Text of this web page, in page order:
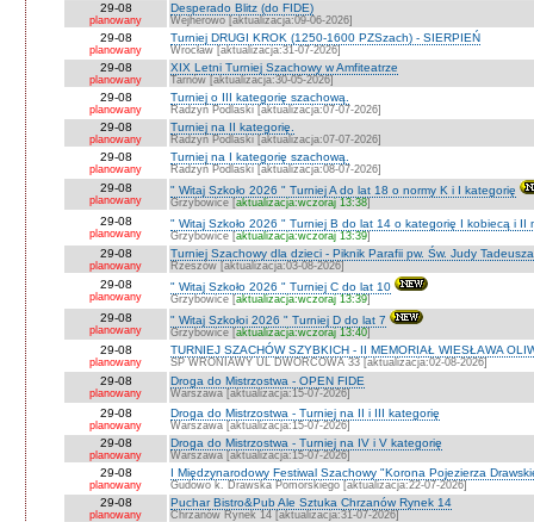
29-08
planowany
Desperado Blitz (do FIDE)
Wejherowo [aktualizacja:09-06-2026]
29-08
planowany
Turniej DRUGI KROK (1250-1600 PZSzach) - SIERPIEŃ
Wrocław [aktualizacja:31-07-2026]
29-08
planowany
XIX Letni Turniej Szachowy w Amfiteatrze
Tarnów [aktualizacja:30-05-2026]
29-08
planowany
Turniej o III kategorię szachową.
Radzyń Podlaski [aktualizacja:07-07-2026]
29-08
planowany
Turniej na II kategorię.
Radzyń Podlaski [aktualizacja:07-07-2026]
29-08
planowany
Turniej na I kategorię szachową.
Radzyń Podlaski [aktualizacja:08-07-2026]
29-08
planowany
" Witaj Szkoło 2026 " Turniej A do lat 18 o normy K i I kategorię
Grzybowice [aktualizacja:wczoraj 13:38]
29-08
planowany
" Witaj Szkoło 2026 " Turniej B do lat 14 o kategorię I kobiecą i II
Grzybowice [aktualizacja:wczoraj 13:39]
29-08
planowany
Turniej Szachowy dla dzieci - Piknik Parafii pw. Św. Judy
Rzeszów [aktualizacja:03-08-2026]
29-08
planowany
" Witaj Szkoło 2026 " Turniej C do lat 10
Grzybowice [aktualizacja:wczoraj 13:39]
29-08
planowany
" Witaj Szkołoi 2026 " Turniej D do lat 7
Grzybowice [aktualizacja:wczoraj 13:40]
29-08
planowany
TURNIEJ SZACHÓW SZYBKICH - II MEMORIAŁ WIESŁAWA
SP WRONIAWY UL DWORCOWA 33 [aktualizacja:02-08-2026]
29-08
planowany
Droga do Mistrzostwa - OPEN FIDE
Warszawa [aktualizacja:15-07-2026]
29-08
planowany
Droga do Mistrzostwa - Turniej na II i III kategorię
Warszawa [aktualizacja:15-07-2026]
29-08
planowany
Droga do Mistrzostwa - Turniej na IV i V kategorię
Warszawa [aktualizacja:15-07-2026]
29-08
planowany
I Międzynarodowy Festiwal Szachowy "Korona Pojezierza
Gudowo k. Drawska Pomorskiego [aktualizacja:22-07-2026]
29-08
planowany
Puchar Bistro&Pub Ale Sztuka Chrzanów Rynek 14
Chrzanów Rynek 14 [aktualizacja:31-07-2026]